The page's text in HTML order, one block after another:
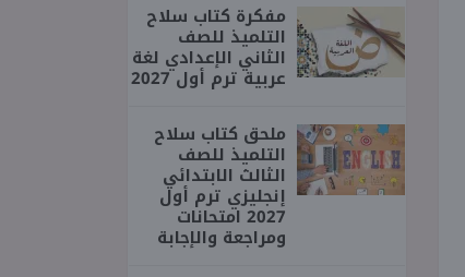
مفكرة كتاب سلاح
التلميذ للصف
الثاني الإعدادي لغة
عربية ترم أول 2027
ملحق كتاب سلاح
التلميذ للصف
الثالث الابتدائي
إنجليزي ترم أول
2027 امتحانات
ومراجعة والإجابة